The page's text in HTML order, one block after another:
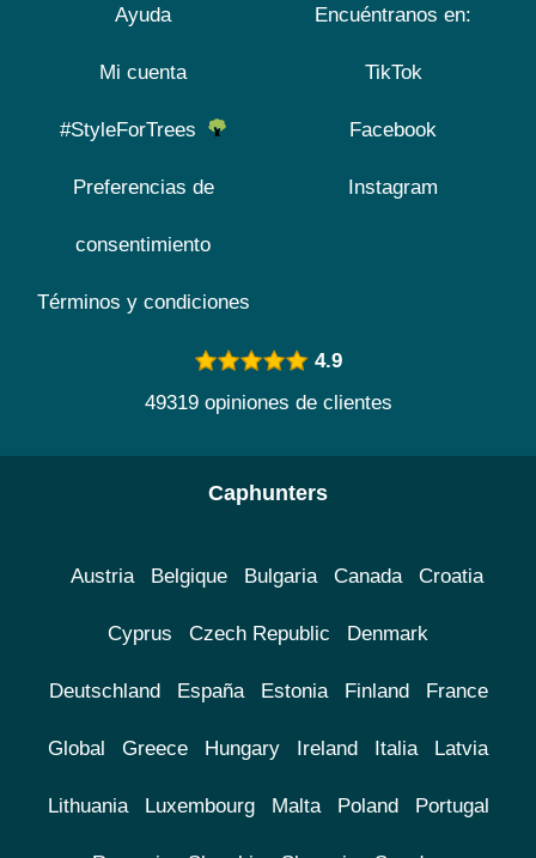
Ayuda
Mi cuenta
#StyleForTrees
Preferencias de
consentimiento
Términos y condiciones
Encuéntranos en:
TikTok
Facebook
Instagram
4.9
49319 opiniones de clientes
Caphunters
Austria Belgique Bulgaria Canada Croatia
Cyprus Czech Republic Denmark
Deutschland España Estonia Finland France
Global Greece Hungary Ireland Italia Latvia
Lithuania Luxembourg Malta Poland Portugal